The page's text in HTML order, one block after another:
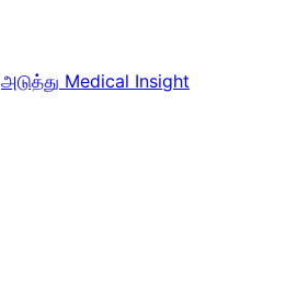
அடுத்து Medical Insight